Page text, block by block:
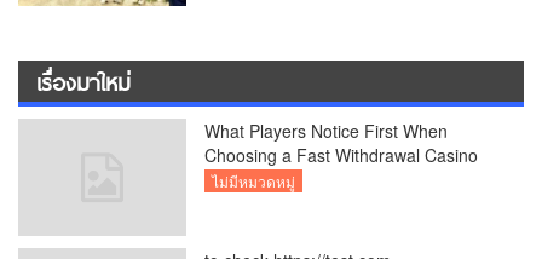
เรื่องมาใหม่
What Players Notice First When
Choosing a Fast Withdrawal Casino
UK
ไม่มีหมวดหมู่